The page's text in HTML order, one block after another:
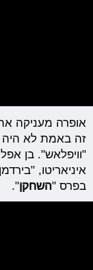
אופרה מעניקה
זה באמת לא היה
"וויפלאש". בן
איניאריטו,
בפרס "השחקן".